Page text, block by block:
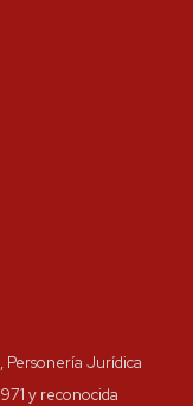
Personería Jurídica
y reconocida